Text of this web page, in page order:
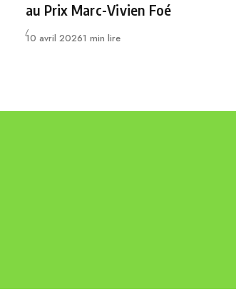
au Prix Marc-Vivien Foé
Publié
10 avril 20261 min lire